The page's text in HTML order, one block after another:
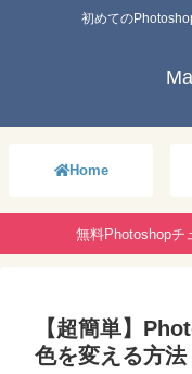
初めての
Home
無料Photoshopチ
【超簡単】
色を変える方法